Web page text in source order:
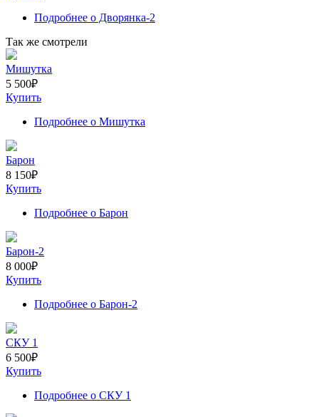
Подробнее о Дворянка-2
Так же смотрели
Мишутка
5 500₽
Купить
Подробнее о Мишутка
Барон
8 150₽
Купить
Подробнее о Барон
Барон-2
8 000₽
Купить
Подробнее о Барон-2
СКУ 1
6 500₽
Купить
Подробнее о СКУ 1